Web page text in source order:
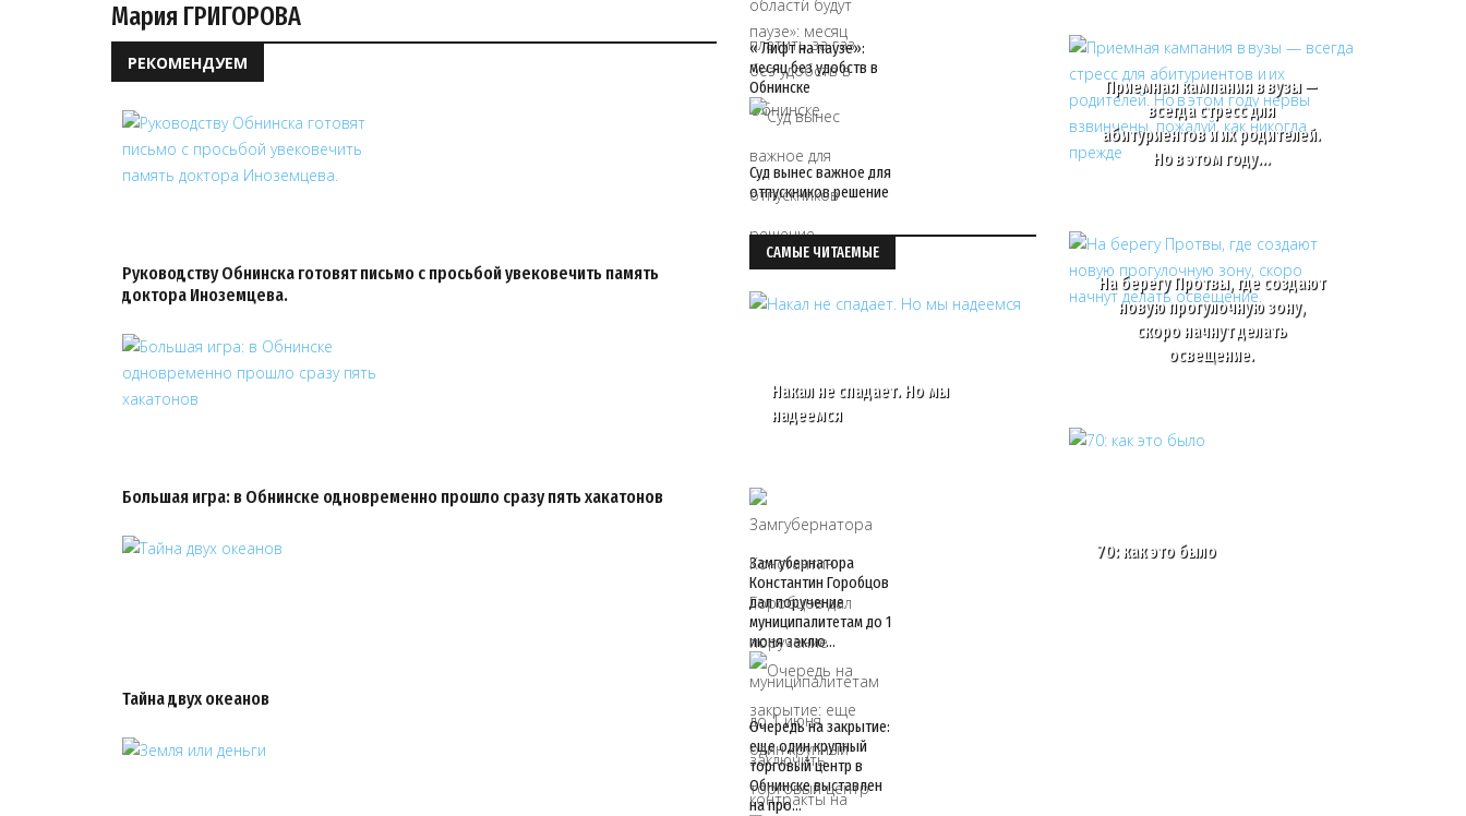
Мария ГРИГОРОВА
РЕКОМЕНДУЕМ
Руководству Обнинска готовят письмо с просьбой увековечить память
доктора Иноземцева.
Большая игра: в Обнинске одновременно прошло сразу пять хакатонов
Тайна двух океанов
« Лифт на паузе»:
месяц без удобств в
Обнинске
Суд вынес важное для
отпускников решение
САМЫЕ ЧИТАЕМЫЕ
Накал не спадает. Но мы
надеемся
Замгубернатора
Константин Горобцов
дал поручение
муниципалитетам до 1
июня заклю…
Очередь на закрытие:
еще один крупный
торговый центр в
Обнинске выставлен
на про…
Приемная кампания в вузы —
всегда стресс для
абитуриентов и их родителей.
Но в этом году…
На берегу Протвы, где создают
новую прогулочную зону,
скоро начнут делать
освещение.
70: как это было